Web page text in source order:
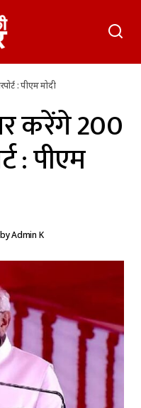
: पीएम मोदी
: पीएम मोदी
करेंगे 200
: पीएम
byAdmin K